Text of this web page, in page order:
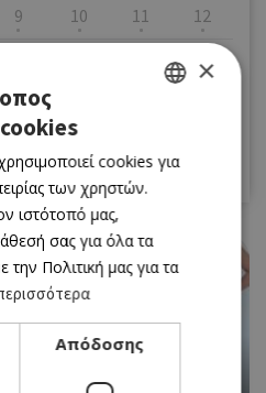
9 10 11 12
19
23
30 31
ENGLISH
×
cookies για
των χρηστών.
ιστότοπό μας,
σας για όλα τα
Πολιτική μας για τα
Απόδοσης